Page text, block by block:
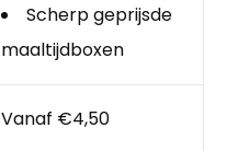
Scherp geprijsde
maaltijdboxen
Vanaf €4,50